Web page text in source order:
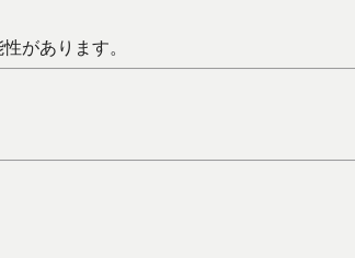
があります。